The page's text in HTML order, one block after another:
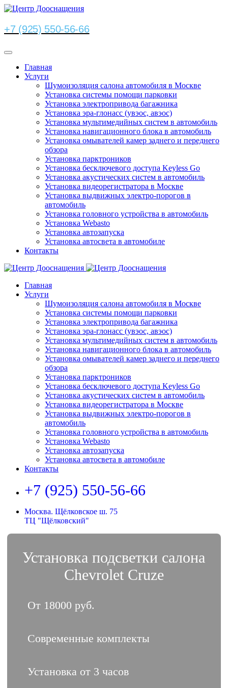
+7 (925) 550-56-66
Главная
Услуги
Шумоизоляция салона автомобиля в Москве
Установка системы помощи парковки
Установка электропривода багажника
Установка эра-глонасс (увэос, авэос)
Установка мультимедийных систем в автомобиль
Установка навигационного блока в автомобиль
Установка омывателей камер заднего и переднего
обзора
Установка парктроников
Установка бесключевого доступа Keyless Go
Установка акустических систем в автомобиль
Установка видеорегистратора в Москве
Установка выдвижных электро-порогов в
автомобиль
Установка головного устройства в автомобиль
Установка Webasto
Установка автозапуска
Установка автосвета в автомобиле
Контакты
Главная
Услуги
Шумоизоляция салона автомобиля в Москве
Установка системы помощи парковки
Установка электропривода багажника
Установка эра-глонасс (увэос, авэос)
Установка мультимедийных систем в автомобиль
Установка навигационного блока в автомобиль
Установка омывателей камер заднего и переднего
обзора
Установка парктроников
Установка бесключевого доступа Keyless Go
Установка акустических систем в автомобиль
Установка видеорегистратора в Москве
Установка выдвижных электро-порогов в
автомобиль
Установка головного устройства в автомобиль
Установка Webasto
Установка автозапуска
Установка автосвета в автомобиле
Контакты
+7 (925) 550-56-66
Москва. Щёлковское ш. 75
ТЦ "Щёлковский"
Установка подсветки салона
Chevrolet Cruze
От 18000 руб.
Современные комплекты
Установка от 3 часов